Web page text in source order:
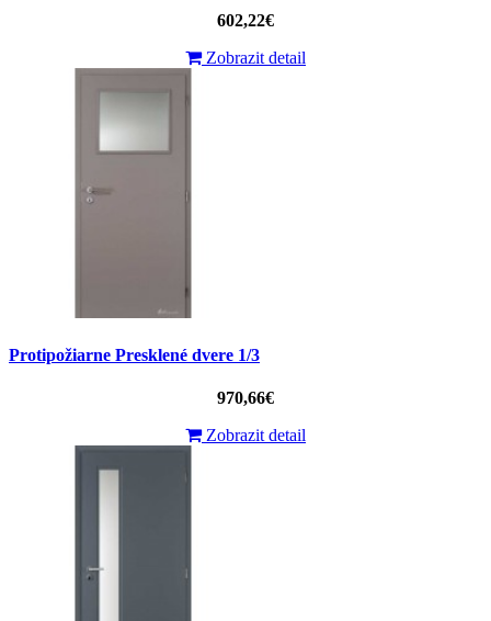
602,22€
Zobrazit detail
Protipožiarne Presklené dvere 1/3
970,66€
Zobrazit detail